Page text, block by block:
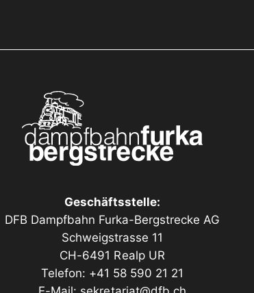
Geschäftsstelle:
DFB Dampfbahn Furka-Bergstrecke AG
Schweigstrasse 11
CH-6491 Realp UR
Telefon: +41 58 590 21 21